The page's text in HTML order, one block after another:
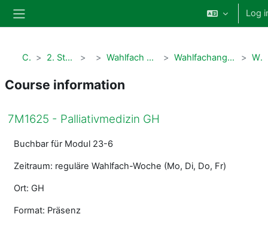
Side panel
Log
Courses 2. Studienabschnitt Humanmedizin Modul 5 Wahlfach 2. Studienabschnitt (7M1625 + ehemalige PWS) Wahlfachangebote der Psychologie, Neurologie und Palliativmedizin WF Palliativmedizin
Course information
7M1625 - Palliativmedizin GH
Buchbar für Modul 23-6
Zeitraum: reguläre Wahlfach-Woche (Mo, Di, Do, Fr)
Ort: GH
Format: Präsenz